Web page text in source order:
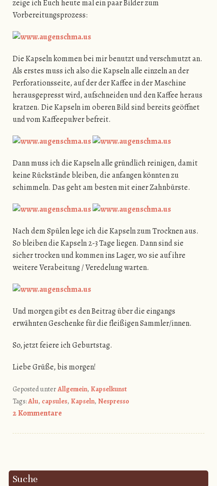
zeige ich Euch heute mal ein paar Bilder zum
Vorbereitungsprozess:
Die Kapseln kommen bei mir benutzt und verschmutzt an.
Als erstes muss ich also die Kapseln alle einzeln an der
Perforationsseite, auf der der Kaffee in der Maschine
herausgepresst wird, aufschneiden und den Kaffee heraus
kratzen. Die Kapseln im oberen Bild sind bereits geöffnet
und vom Kaffeepulver befreit.
Dann muss ich die Kapseln alle gründlich reinigen, damit
keine Rückstände bleiben, die anfangen könnten zu
schimmeln. Das geht am besten mit einer Zahnbürste.
Nach dem Spülen lege ich die Kapseln zum Trocknen aus.
So bleiben die Kapseln 2-3 Tage liegen. Dann sind sie
sicher trocken und kommen ins Lager, wo sie auf ihre
weitere Verabeitung / Veredelung warten.
Und morgen gibt es den Beitrag über die eingangs
erwähnten Geschenke für die fleißigen Sammler/innen.
So, jetzt feiere ich Geburtstag.
Liebe Grüße, bis morgen!
Geposted unterAllgemein, Kapselkunst
Tags:Alu, capsules, Kapseln, Nespresso
2 Kommentare
Suche